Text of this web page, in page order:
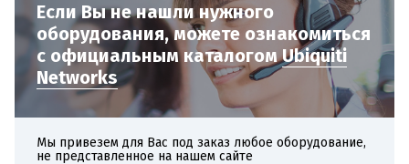
Если Вы не нашли нужного
оборудования,можете ознакомиться
с официальнымкаталогомUbiquiti
Networks
Мы привезем для Вас под заказ любое оборудование,
не представленное на нашем сайте